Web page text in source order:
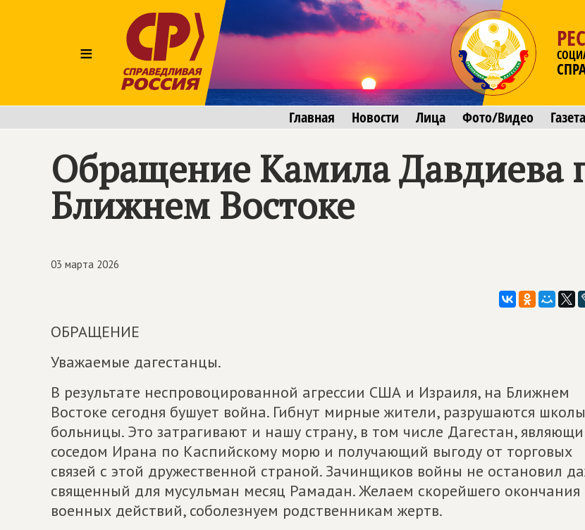
≡
Главная Новости Лица Фото/Видео Газета
Обращение Камила Давдиева
Ближнем Востоке
03 марта 2026
ОБРАЩЕНИЕ
Уважаемые дагестанцы.
В результате неспровоцированной агрессии США и Израиля, на Ближнем
Востоке сегодня бушует война. Гибнут мирные жители, разрушаются
больницы. Это затрагивают и нашу страну, в том числе Дагестан,
соседом Ирана по Каспийскому морю и получающий выгоду от торговых
связей с этой дружественной страной. Зачинщиков войны не остановил
священный для мусульман месяц Рамадан. Желаем скорейшего окончания
военных действий, соболезнуем родственникам жертв.